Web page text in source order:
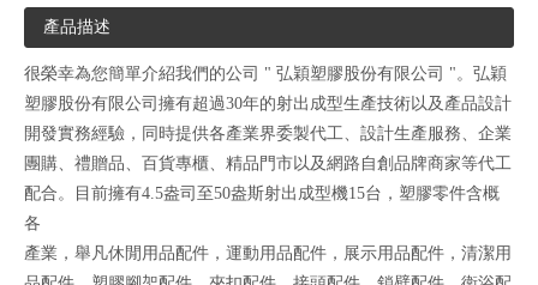
產品描述
很榮幸為您簡單介紹我們的公司 " 弘穎塑膠股份有限公司 "。弘穎
塑膠股份有限公司擁有超過30年的射出成型生產技術以及產品設計
開發實務經驗，同時提供各產業界委製代工、設計生產服務、企業
團購、禮贈品、百貨專櫃、精品門市以及網路自創品牌商家等代工
配合。目前擁有4.5盎司至50盎斯射出成型機15台，塑膠零件含概
各
產業，舉凡休閒用品配件，運動用品配件，展示用品配件，清潔用